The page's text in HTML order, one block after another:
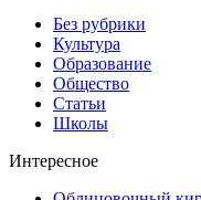
Без рубрики
Культура
Образование
Общество
Статьи
Школы
Интересное